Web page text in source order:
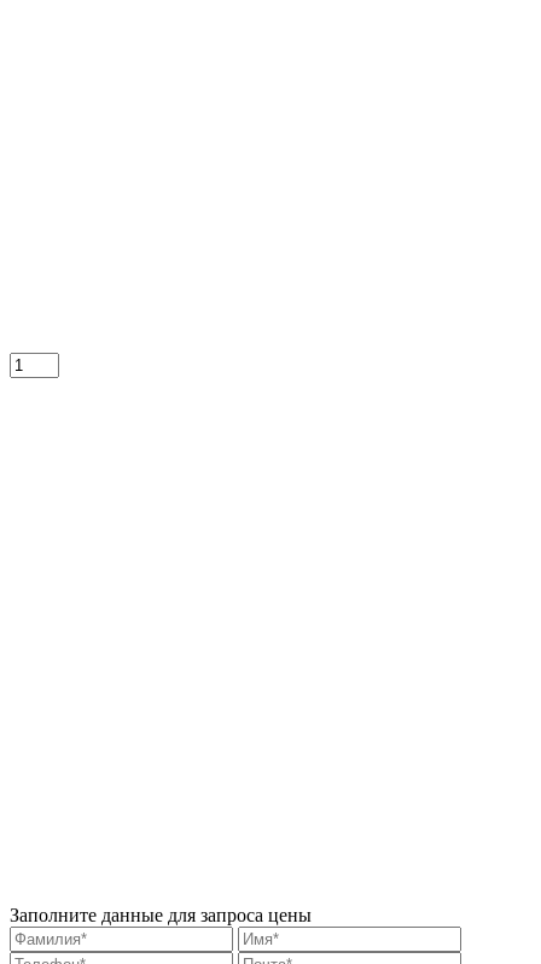
Заполните данные для запроса цены